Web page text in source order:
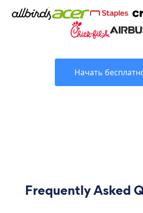
Начать
Frequently Asked